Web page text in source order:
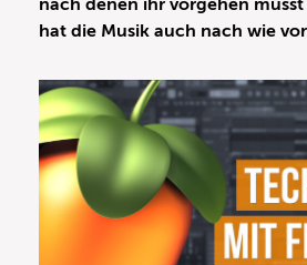
nach denen ihr vorgehen
hat die Musik auch nach wie